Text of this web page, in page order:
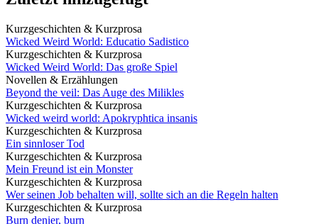
Kurzgeschichten & Kurzprosa
Wicked Weird World: Educatio Sadistico
Kurzgeschichten & Kurzprosa
Wicked Weird World: Das große Spiel
Novellen & Erzählungen
Beyond the veil: Das Auge des Milikles
Kurzgeschichten & Kurzprosa
Wicked weird world: Apokryphtica insanis
Kurzgeschichten & Kurzprosa
Ein sinnloser Tod
Kurzgeschichten & Kurzprosa
Mein Freund ist ein Monster
Kurzgeschichten & Kurzprosa
Wer seinen Job behalten will, sollte sich an die Regeln halten
Kurzgeschichten & Kurzprosa
Burn denier, burn